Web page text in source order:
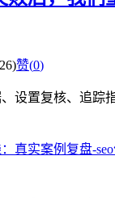
赞(0)
设置复核、追踪